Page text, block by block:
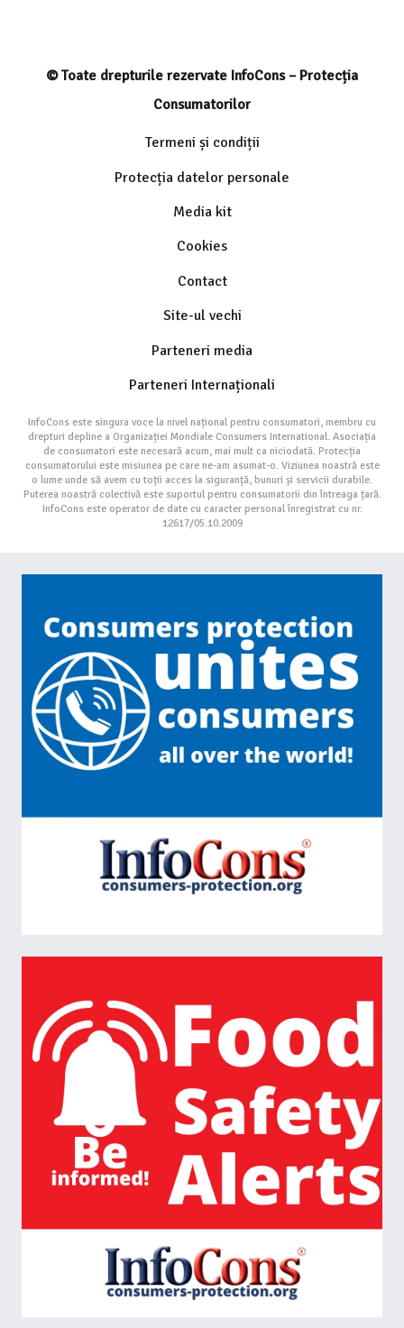
© Toate drepturile rezervate InfoCons – Protecția
Consumatorilor
Termeni și condiții
Protecția datelor personale
Media kit
Cookies
Contact
Site-ul vechi
Parteneri media
Parteneri Internaționali
InfoCons este singura voce la nivel național pentru consumatori, membru cu
drepturi depline a Organizației Mondiale Consumers International. Asociația
de consumatori este necesară acum, mai mult ca niciodată. Protecția
consumatorului este misiunea pe care ne-am asumat-o. Viziunea noastră este
o lume unde să avem cu toții acces la siguranță, bunuri și servicii durabile.
Puterea noastră colectivă este suportul pentru consumatorii din întreaga țară.
InfoCons este operator de date cu caracter personal înregistrat cu nr.
12617/05.10.2009